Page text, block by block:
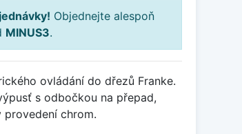
Objednejte alespoň
MINUS3.
ovládání do dřezů Franke.
s odbočkou na přepad,
chrom.